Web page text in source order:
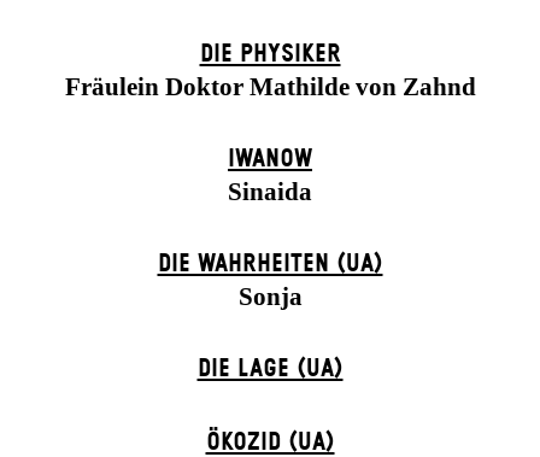
DIE PHYSIKER
Fräulein Doktor Mathilde von Zahnd
IWANOW
Sinaida
DIE WAHRHEITEN (UA)
Sonja
DIE LAGE (UA)
ÖKOZID (UA)